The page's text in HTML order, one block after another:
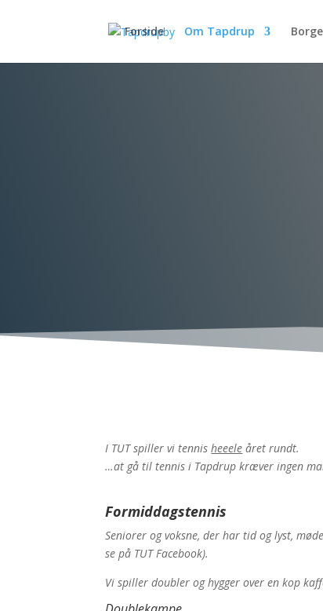
Forside Om Tapdrup
I TUT spiller vi tennisheeele året rundt.
…at gå til tennis i Tapdrup kræver ingen
Formiddagstennis
Seniorer og voksne, der har tid og lyst,
se på TUT Facebook).
Vi spiller doubler og hygger over en kop